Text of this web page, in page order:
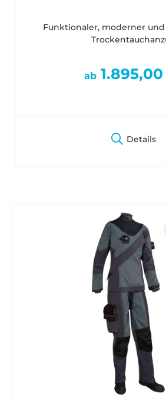
Funktionaler, moderner
ab
Details